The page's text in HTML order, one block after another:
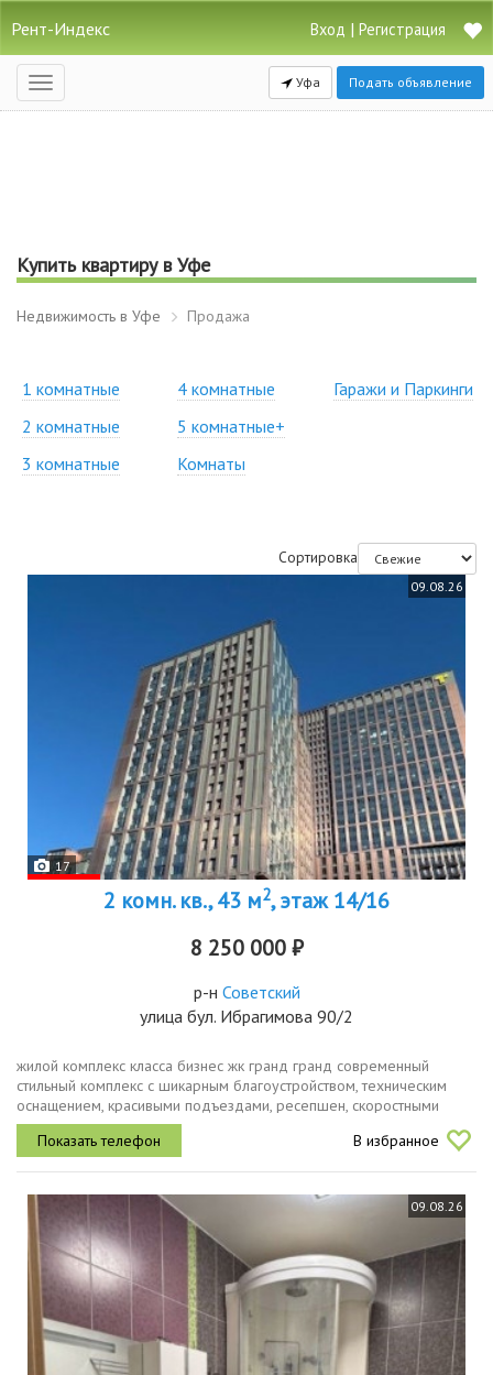
Рент-Индекс Вход | Регистрация
Открыть
навигацию
Уфа Подать объявление
Купить квартиру в Уфе
Недвижимость в Уфе Продажа
1 комнатные
2 комнатные
3 комнатные
4 комнатные
5 комнатные+
Комнаты
Гаражи и Паркинги
Сортировка
09.08.26
17
2 комн. кв., 43 м2, этаж 14/16
8 250 000 ₽
р-н Советский
улица бул. Ибрагимова 90/2
жилой комплекс класса бизнес жк гранд гранд современный
стильный комплекс с шикарным благоустройством, техническим
оснащением, красивыми подъездами, ресепшен, скоростными
лифтами kone, собственной управляющей компанией, малым
количеством квартир в...
В избранное
09.08.26